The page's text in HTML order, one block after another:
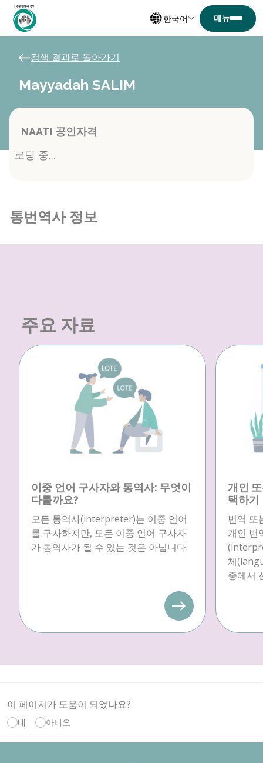
한국어
검색 결과로 돌아가기
Mayyadah SALIM
NAATI 공인자격
로딩 중...
통번역사 정보
주요 자료
이중 언어 구사자와 통역사: 무엇이
다를까요?
모든 통역사(interpreter)는 이중 언어
를 구사하지만, 모든 이중 언어 구사자
가 통역사가 될 수 있는 것은 아닙니다.
개인
택하기
번역 또
개인 번
체
중에서
이 페이지가 도움이 되었나요?
네 아니요